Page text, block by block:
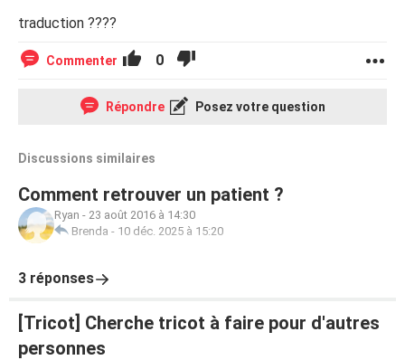
traduction ????
Commenter 0
Répondre Posez votre question
Discussions similaires
Comment retrouver un patient ?
Ryan - 23 août 2016 à 14:30
Brenda - 10 déc. 2025 à 15:20
3 réponses
[Tricot] Cherche tricot à faire pour d'autres
personnes